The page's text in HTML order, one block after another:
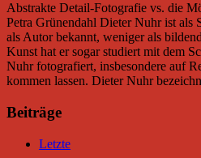
Abstrakte Detail-Fotografie vs. die
Petra Grünendahl Dieter Nuhr ist als
als Autor bekannt, weniger als
Kunst hat er sogar studiert mit dem
Nuhr fotografiert, insbesondere auf
kommen lassen. Dieter Nuhr
Beiträge
Letzte